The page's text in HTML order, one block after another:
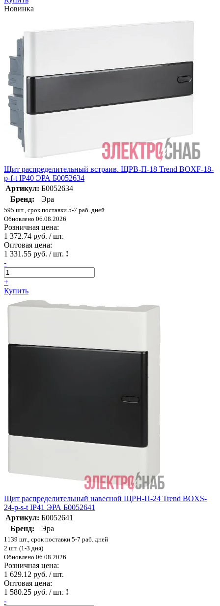
Новинка
Щит распределительный встраив. ЩРВ-П-18 Trend BOXF-18-
p-f-t IP40 ЭРА Б0052634
Артикул: Б0052634
Бренд:
Эра
595 шт., срок поставки 5-7 раб. дней
Обновлено 06.08.2026
Розничная цена:
1 372.74 руб. / шт.
Оптовая цена:
1 331.55 руб. / шт. !
-
+
Купить
Щит распределительный навесной ЩРН-П-24 Trend BOXS-
24-p-s-t IP41 ЭРА Б0052641
Артикул: Б0052641
Бренд:
Эра
1139 шт., срок поставки 5-7 раб. дней
2 шт. (1-3 дня)
Обновлено 06.08.2026
Розничная цена:
1 629.12 руб. / шт.
Оптовая цена:
1 580.25 руб. / шт. !
-